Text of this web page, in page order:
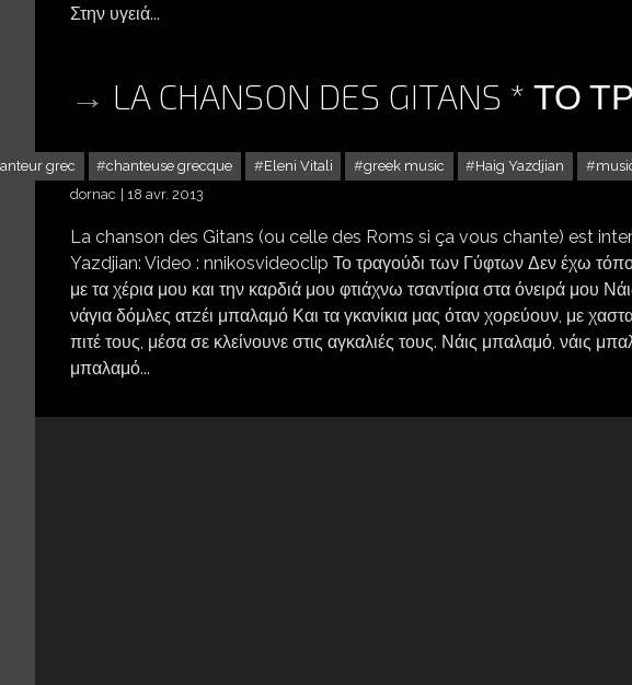
Στην υγειά...
LA CHANSON DES GITANS *
grec chanteuse grecque Eleni Vitali greek music Haig Yazdjian
dornac
18 avr. 2013
La chanson des Gitans (ou celle des Roms si ça vous chante) est
Yazdjian: Video : nnikosvideoclip Το τραγούδι των Γύφτων Δεν έχω τόπο,
με τα χέρια μου και την καρδιά μου φτιάχνω τσαντίρια στα όνειρά μου
νάγια δόμλες ατzέι μπαλαμό Και τα γκανίκια μας όταν χορεύουν, με
πιτέ τους, μέσα σε κλείνουνε στις αγκαλιές τους. Νάις μπαλαμό, νάις
μπαλαμό...